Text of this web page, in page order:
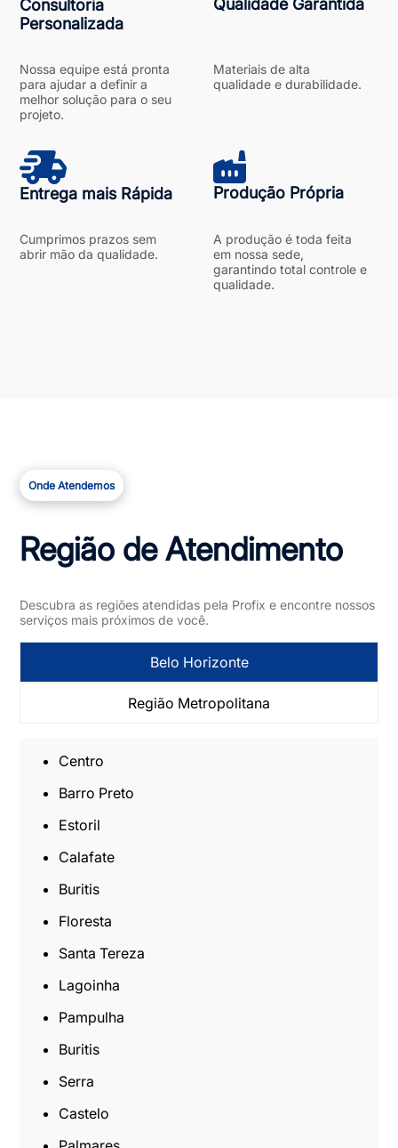
Consultoria
Personalizada
Entrega mais Rápida Produção Própria
Nossa equipe está pronta
para ajudar a definir a
melhor solução para o seu
projeto.
Materiais de alta
qualidade e durabilidade.
Cumprimos prazos sem
abrir mão da qualidade.
A produção é toda feita
em nossa sede,
garantindo total controle e
qualidade.
Onde Atendemos
Região de Atendimento
Descubra as regiões atendidas pela Profix e encontre nossos
serviços mais próximos de você.
Belo Horizonte
Região Metropolitana
Centro
Barro Preto
Estoril
Calafate
Buritis
Floresta
Santa Tereza
Lagoinha
Pampulha
Buritis
Serra
Castelo